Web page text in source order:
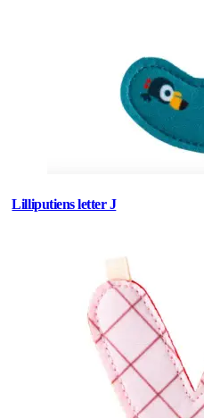
Lilliputiens letter J